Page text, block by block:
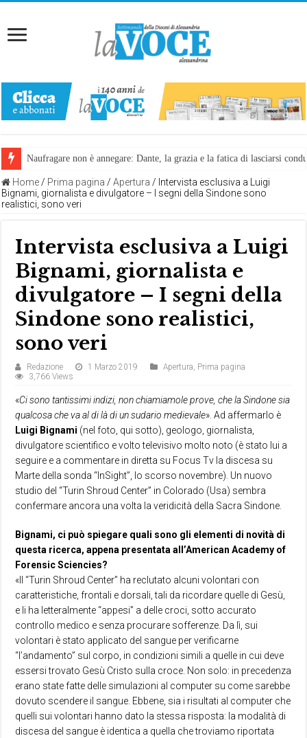
Naufragare non è annegare: Dante, la grazia e la fatica di lasciarsi
Home / Prima pagina / Apertura / Intervista esclusiva a Luigi
Bignami, giornalista e divulgatore – I segni della Sindone sono
realistici, sono veri
Intervista esclusiva a Luigi
Bignami, giornalista e
divulgatore – I segni della
Sindone sono realistici,
sono veri
Redazione 1 Marzo 2019 Apertura, Prima pagina
3,766 Views
«Ci sono tantissimi indizi, non chiamiamole prove, che la Sindone sia
qualcosa che va al di là di un sudario medievale». Ad affermarlo è
Luigi Bignami (nel foto, qui sotto), geologo, giornalista,
divulgatore scientifico e volto televisivo molto noto (è stato lui a
seguire e a commentare in diretta su Focus Tv la discesa su
Marte della sonda “InSight”, lo scorso novembre). Un nuovo
studio del “Turin Shroud Center” in Colorado (Usa) sembra
confermare ancora una volta la veridicità della Sacra Sindone.
Bignami, ci può spiegare quali sono gli elementi di novità di
questa ricerca, appena presentata all’American Academy of
Forensic Sciencies?
«Il “Turin Shroud Center” ha reclutato alcuni volontari con
caratteristiche, frontali e dorsali, tali da ricordare quelle di Gesù,
e li ha letteralmente “appesi” a delle croci, sotto accurato
controllo medico e senza procurare sofferenze. Da lì, sui
volontari è stato applicato del sangue per verificarne
“l’andamento” sul corpo, in condizioni simili a quelle in cui deve
essersi trovato Gesù Cristo sulla croce. Non solo: in precedenza
erano state fatte delle simulazioni al computer su come sarebbe
dovuto scendere il sangue. Ebbene, sia i risultati al computer che
quelli sui volontari hanno dato la stessa risposta: la modalità di
discesa del sangue è identica a quella che troviamo riportata